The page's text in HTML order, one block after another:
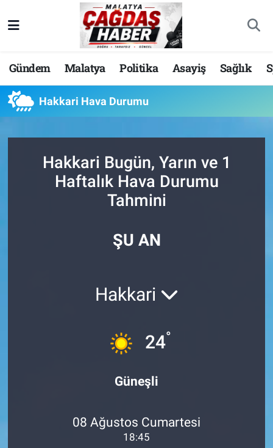
Gündem Malatya Politika Asayiş Sağlık
Hakkari Hava Durumu
Hakkari Bugün, Yarın ve 1
Haftalık Hava Durumu
Tahmini
ŞU AN
Hakkari
24°
Güneşli
08 Ağustos Cumartesi
18:45
Nöbetçi Eczaneler
Hava Durumu
Malatya Namaz Vakitleri
Trafik Durumu
Süper Lig Puan Durumu ve Fikstür
Son Dakika Haberleri